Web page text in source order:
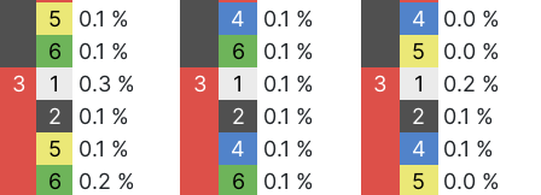
5
0.1 %
6
0.1 %
3
1
0.3 %
2
0.1 %
5
0.1 %
6
0.2 %
4
0.1 %
6
0.1 %
3
1
0.1 %
2
0.1 %
4
0.1 %
6
0.1 %
4
0.0 %
5
0.0 %
3
1
0.2 %
2
0.1 %
4
0.1 %
5
0.0 %